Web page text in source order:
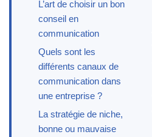
L’art de choisir un bon
conseil en
communication
Quels sont les
différents canaux de
communication dans
une entreprise ?
La stratégie de niche,
bonne ou mauvaise